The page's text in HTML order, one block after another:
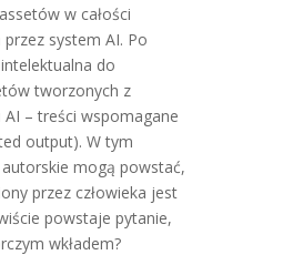
w całości
system AI. Po
do
tworzonych z
– treści wspomagane
output). W tym
mogą powstać,
przez człowieka jest
powstaje pytanie,
wkładem?